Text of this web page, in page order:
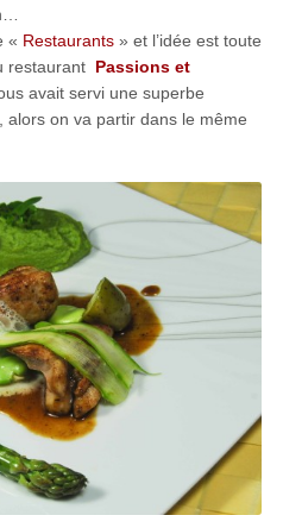
« Restaurants» et l’idée est toute
restaurant Passions et
avait servi une superbe
on va partir dans le même